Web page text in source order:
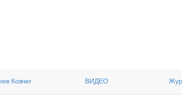
Ковчег ВИДЕО